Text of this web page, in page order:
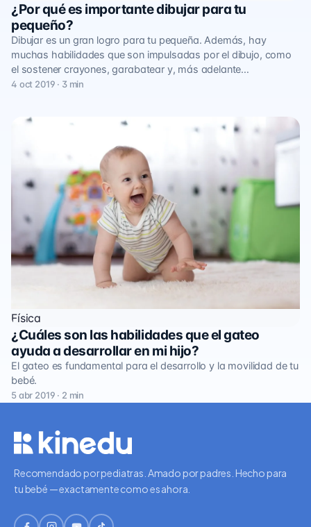
¿Por qué es importante dibujar para tu
pequeño?
Dibujar es un gran logro para tu pequeña. Además, hay
muchas habilidades que son impulsadas por el dibujo, como
el sostener crayones, garabatear y, más adelante…
4 oct 2019 · 3 min
Física
¿Cuáles son las habilidades que el gateo
ayuda a desarrollar en mi hijo?
El gateo es fundamental para el desarrollo y la movilidad de tu
bebé.
5 abr 2019 · 2 min
Recomendado por pediatras. Amado por padres. Hecho para
tu bebé — exactamente como es ahora.